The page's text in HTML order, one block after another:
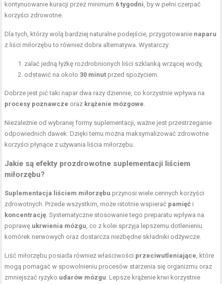
kontynuowanie kuracji przez minimum 6 tygodni, by w pełni czerpać
korzyści zdrowotne.
Dla tych, którzy wolą bardziej naturalne podejście, przygotowanie naparu
z liści miłorzębu to również dobra alternatywa. Wystarczy:
zalać jedną łyżkę rozdrobnionych liści szklanką wrzącej wody,
odstawić na około30 minut przed spożyciem.
Dobrze jest pić taki napar dwa razy dziennie, co korzystnie wpływa na
procesy poznawcze oraz krążenie mózgowe.
Niezależnie od wybranej formy suplementacji, ważne jest przestrzeganie
odpowiednich dawek. Dzięki temu można maksymalizować zdrowotne
korzyści płynące z używania liścia miłorzębu.
Jakie są efekty prozdrowotne suplementacji liściem
miłorzębu?
Suplementacja liściem miłorzębu przynosi wiele cennych korzyści
zdrowotnych. Przede wszystkim, może istotnie wspierać pamięć i
koncentrację. Systematyczne stosowanie tego preparatu wpływa na
poprawę ukrwienia mózgu, co z kolei sprzyja lepszemu dotlenieniu
komórek nerwowych oraz dostarcza niezbędne składniki odżywcze.
Liść miłorzębu posiada również właściwości przeciwutleniające, które
mogą pomagać w spowolnieniu procesów starzenia się organizmu oraz
zmniejszać ryzyko udarów mózgu. Lepsze krążenie krwi korzystnie